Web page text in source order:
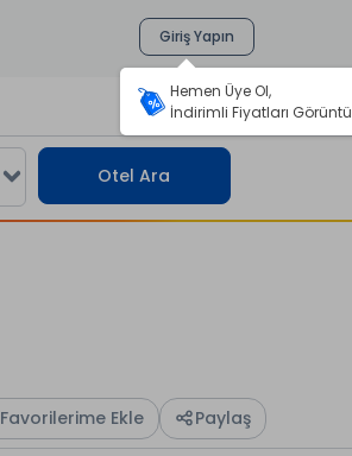
Giriş Yapın
Otel Ara
Favorilerime Ekle Paylaş
Hemen Üye Ol,
İndirimli Fiyatları